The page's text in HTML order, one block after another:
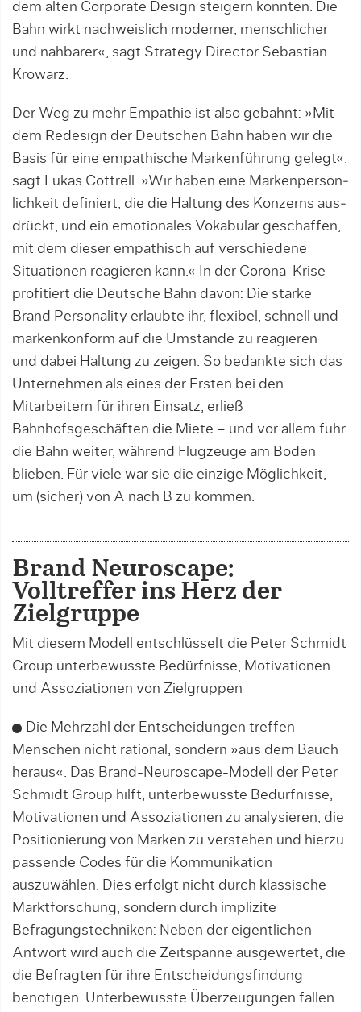
dem alten Corporate Design steigern konnten. Die
Bahn wirkt nachweislich moderner, menschlicher
und nahbarer«, sagt Strategy Director Sebastian
Krowarz.
Der Weg zu mehr Empathie ist also gebahnt: »Mit
dem Redesign der Deutschen Bahn haben wir die
Basis für eine empathische Markenführung gelegt«,
sagt Lukas Cottrell. »Wir haben eine Markenpersön­
lichkeit definiert, die die Haltung des Konzerns aus­
drückt, und ein emotionales Vokabular geschaffen,
mit dem dieser empathisch auf verschiedene
Situationen reagieren kann.« In der Corona-Krise
profitiert die Deutsche Bahn davon: Die starke
Brand Personality erlaubte ihr, flexibel, schnell und
markenkonform auf die Umstände zu reagieren
und ­dabei Haltung zu zeigen. So bedankte sich das
Unternehmen als eines der Ersten bei den
Mitarbeitern für ihren Einsatz, erließ
Bahnhofsgeschäften die Miete – und vor allem fuhr
die Bahn weiter, während Flugzeuge am Boden
blieben. Für viele war sie die einzige Möglichkeit,
um (sicher) von A nach B zu kommen.
Brand Neuroscape:
Volltreffer ins Herz der
Zielgruppe
Mit diesem Modell entschlüsselt die Peter Schmidt
Group unterbewusste Bedürfnisse, Motivationen
und Assoziationen von Zielgruppen
Die Mehrzahl der Entscheidungen treffen
Menschen nicht rational, sondern »aus dem Bauch
heraus«. Das Brand-Neuroscape-Modell der Peter
Schmidt Group hilft, unter­bewusste Bedürfnisse,
Motivationen und Assoziationen zu analysieren, die
Positionierung von Marken zu verstehen und hierzu
passende Codes für die Kommunikation
auszuwählen. Dies erfolgt nicht durch klassische
Marktforschung, sondern durch implizite
Befragungstechniken: Neben der eigentlichen
Antwort wird auch die Zeitspanne ausgewertet, die
die Befragten für ihre Entscheidungsfindung
benötigen. Unterbewusste Überzeugungen fallen